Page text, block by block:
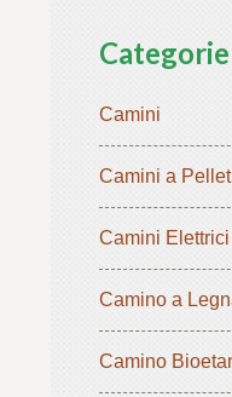
Categorie
Camini
Camini a Pellet
Camini Elettrici
Camino a
Camino